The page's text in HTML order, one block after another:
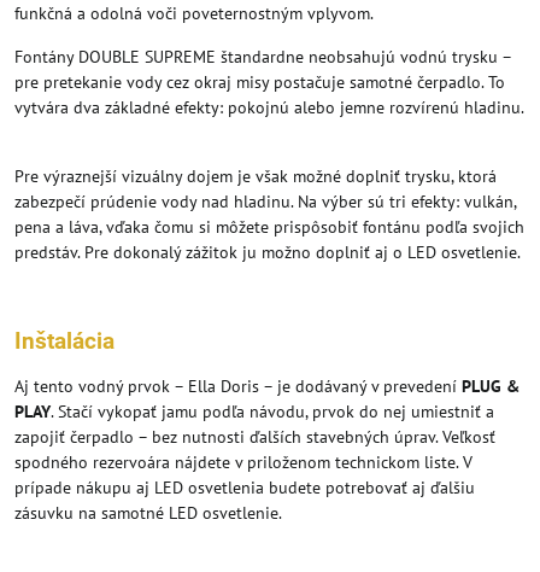
funkčná a odolná voči poveternostným vplyvom.
Fontány DOUBLE SUPREME štandardne neobsahujú vodnú trysku –
pre pretekanie vody cez okraj misy postačuje samotné čerpadlo. To
vytvára dva základné efekty: pokojnú alebo jemne rozvírenú hladinu.
Pre výraznejší vizuálny dojem je však možné doplniť trysku, ktorá
zabezpečí prúdenie vody nad hladinu. Na výber sú tri efekty: vulkán,
pena a láva, vďaka čomu si môžete prispôsobiť fontánu podľa svojich
predstáv. Pre dokonalý zážitok ju možno doplniť aj o LED osvetlenie.
Inštalácia
Aj tento vodný prvok – Ella Doris – je dodávaný v prevedení PLUG &
PLAY. Stačí vykopať jamu podľa návodu, prvok do nej umiestniť a
zapojiť čerpadlo – bez nutnosti ďalších stavebných úprav. Veľkosť
spodného rezervoára nájdete v priloženom technickom liste. V
prípade nákupu aj LED osvetlenia budete potrebovať aj ďalšiu
zásuvku na samotné LED osvetlenie.